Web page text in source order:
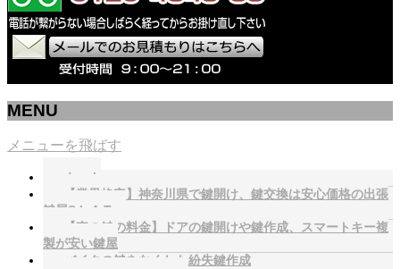
MENU
メニューを飛ばす
ホーム
【業界格安】神奈川県で鍵開け、鍵交換は安心価格の出張
鍵屋S.L.A.T.へ
【車の鍵の料金】ドアの鍵開けや鍵作成、スマートキー複
製が安い鍵屋
バイクの鍵をなくした紛失鍵作成